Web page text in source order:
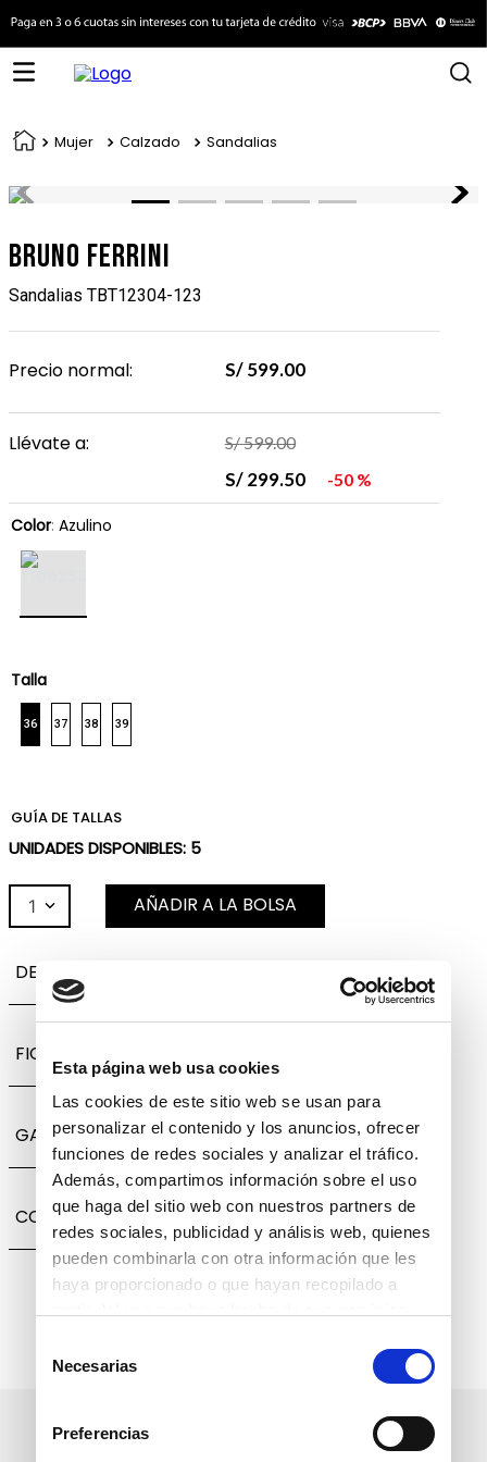
Esta página web usa cookies
Las cookies de este sitio web se usan para
personalizar el contenido y los anuncios, ofrecer
funciones de redes sociales y analizar el tráfico.
Además, compartimos información sobre el uso
que haga del sitio web con nuestros partners de
redes sociales, publicidad y análisis web, quienes
pueden combinarla con otra información que les
haya proporcionado o que hayan recopilado a
deNecesarias
Preferencias
Mujer Calzado Sandalias
Bruno Ferrini
Sandalias TBT12304-123
Precio normal: S/ 599.00
Llévate a: S/599.00
S/ 299.50 50 %
Color: Azulino
Talla
36 37 38 39
GUÍA DE TALLAS
UNIDADES DISPONIBLES: 5
1 AÑADIR A LA BOLSA
DESCRIPCIÓN
FICHA TÉCNICA
GARANTÍA, CAMBIOS Y DEVOLUCIONES
COMPARTIR
Suscríbete a nuestro boletín